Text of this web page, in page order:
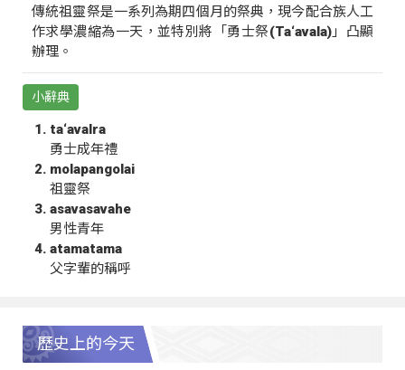
傳統祖靈祭是一系列為期四個月的祭典，現今配合族人工
作求學濃縮為一天，並特別將「勇士祭(Ta‘avala)」凸顯
辦理。
小辭典
ta‘avalra
勇士成年禮
molapangolai
祖靈祭
asavasavahe
男性青年
atamatama
父字輩的稱呼
歷史上的今天